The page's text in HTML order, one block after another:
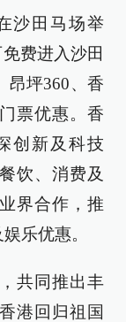
沙田马场举
费进入沙田
昂坪360、香
票优惠。香
创新及科技
饮、消费及
界合作，推
乐优惠。
共同推出丰
港回归祖国